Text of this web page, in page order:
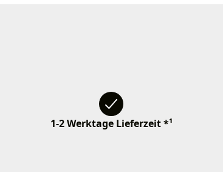
1-2 Werktage Lieferzeit *¹